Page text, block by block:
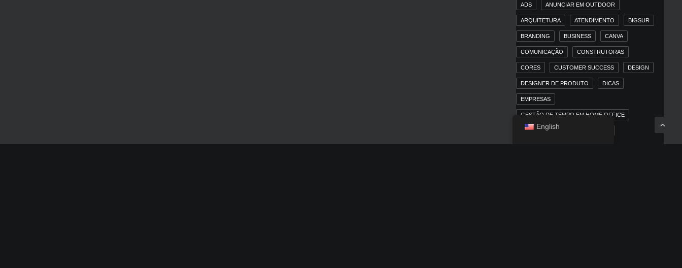
ADS ANUNCIAR EM OUTDOOR
ARQUITETURA ATENDIMENTO BIGSUR
BRANDING BUSINESS CANVA
COMUNICAÇÃO CONSTRUTORAS
CORES CUSTOMER SUCCESS DESIGN
DESIGNER DE PRODUTO DICAS
EMPRESAS
GESTÃO DE TEMPO EM HOME OFFICE
HOME OFFICE
English